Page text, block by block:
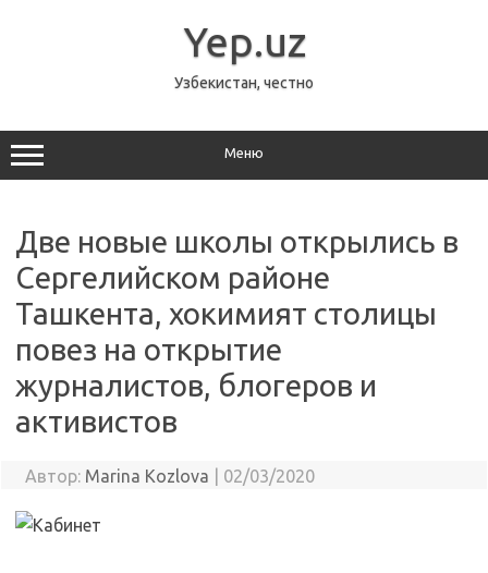
Yep.uz
Узбекистан, честно
Меню
Две новые школы открылись в
Сергелийском районе
Ташкента, хокимият столицы
повез на открытие
журналистов, блогеров и
активистов
Автор: Marina Kozlova 02/03/2020